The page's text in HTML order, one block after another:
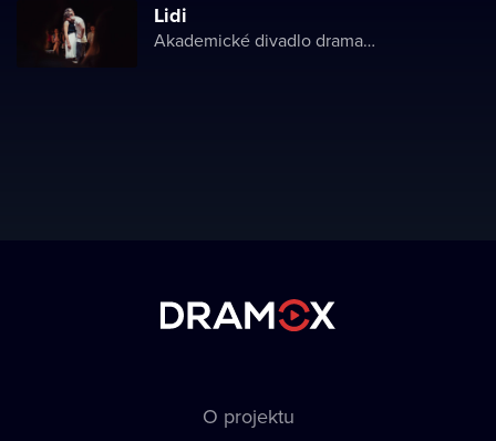
Lidi
Akademické divadlo dramatu Lesji Ukrajinky
O projektu